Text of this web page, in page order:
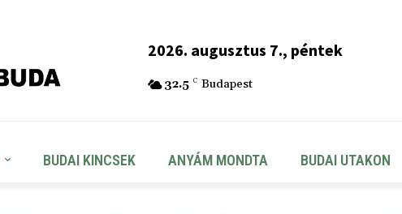
2026. augusztus 7., péntek
32.5 C Budapest
BUDAI KINCSEK ANYÁM MONDTA BUDAI UTAKON